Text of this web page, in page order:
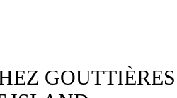
GOUTTIÈRES